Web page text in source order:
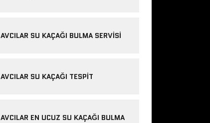
AVCILAR SU KAÇAĞI BULMA SERVISI
AVCILAR SU KAÇAĞI TESPIT
AVCILAR EN UCUZ SU KAÇAĞI BULMA